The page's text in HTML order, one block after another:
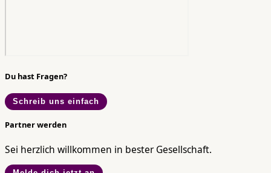
Du hast Fragen?
Schreib uns einfach
Partner werden
Sei herzlich willkommen in bester Gesellschaft.